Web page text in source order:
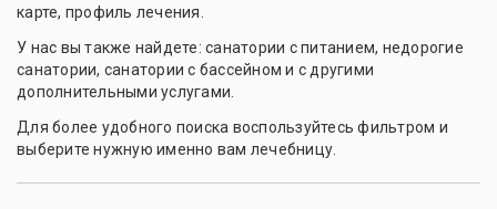
карте, профиль лечения.
У нас вы также найдете: санатории с питанием, недорогие
санатории, санатории с бассейном и с другими
дополнительными услугами.
Для более удобного поиска воспользуйтесь фильтром и
выберите нужную именно вам лечебницу.